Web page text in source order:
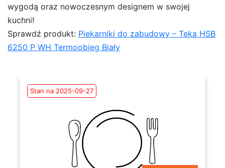
wygodą oraz nowoczesnym designem w swojej
kuchni!
Sprawdź produkt: Piekarniki do zabudowy – Teka HSB
6250 P WH Termoobieg Biały
Stan na 2025-09-27